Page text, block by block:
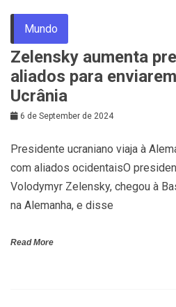
Mundo
Zelensky aumenta
aliados para
Ucrânia
6 de September de 2024
Presidente ucraniano viaja à
com aliados ocidentaisO
Volodymyr Zelensky, chegou à
na Alemanha, e disse
Read More